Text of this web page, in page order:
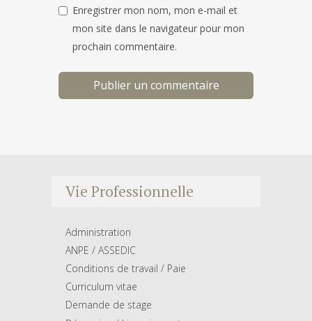
Enregistrer mon nom, mon e-mail et
mon site dans le navigateur pour mon
prochain commentaire.
Vie Professionnelle
Administration
ANPE / ASSEDIC
Conditions de travail / Paie
Curriculum vitae
Demande de stage